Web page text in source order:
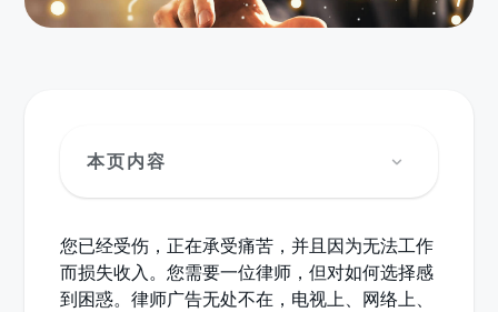
您已经受伤，正在承受痛苦，并且因为无法工作
而损失收入。您需要一位律师，但对如何选择感
到困惑。律师广告无处不在，电视上、网络上、
本页内容